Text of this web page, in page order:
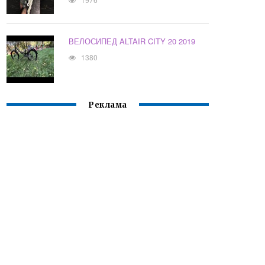
ВЕЛОСИПЕД ALTAIR CITY 20 2019
1380
Реклама